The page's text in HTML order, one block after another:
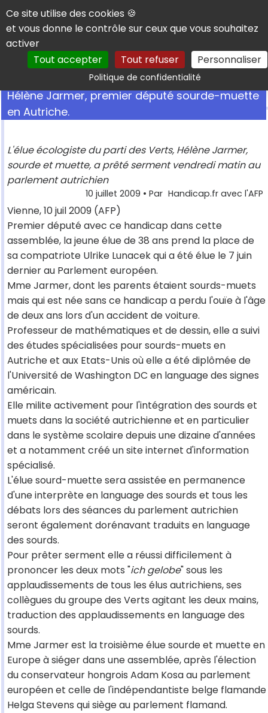
Panneau de gestion des cookies
Ce site utilise des cookies 🍪
et vous donne le contrôle sur ceux que vous souhaitez
activer
Tout accepter
Tout refuser Personnaliser
Politique de confidentialitéRechercher
Hélène Jarmer, premier député sourde-muette
en Autriche.
L'élue écologiste du parti des Verts, Hélène Jarmer,
sourde et muette, a prêté serment vendredi matin au
parlement autrichien
10 juillet 2009 • Par Handicap.fr avec l'AFP
Vienne, 10 juil 2009 (AFP)
Premier député avec ce handicap dans cette
assemblée, la jeune élue de 38 ans prend la place de
sa compatriote Ulrike Lunacek qui a été élue le 7 juin
dernier au Parlement européen.
Mme Jarmer, dont les parents étaient sourds-muets
mais qui est née sans ce handicap a perdu l'ouïe à l'âge
de deux ans lors d'un accident de voiture.
Professeur de mathématiques et de dessin, elle a suivi
des études spécialisées pour sourds-muets en
Autriche et aux Etats-Unis où elle a été diplômée de
l'Université de Washington DC en language des signes
américain.
Elle milite activement pour l'intégration des sourds et
muets dans la société autrichienne et en particulier
dans le système scolaire depuis une dizaine d'années
et a notamment créé un site internet d'information
spécialisé.
L'élue sourd-muette sera assistée en permanence
d'une interprète en language des sourds et tous les
débats lors des séances du parlement autrichien
seront également dorénavant traduits en language
des sourds.
Pour prêter serment elle a réussi difficilement à
prononcer les deux mots "ich gelobe" sous les
applaudissements de tous les élus autrichiens, ses
collègues du groupe des Verts agitant les deux mains,
traduction des applaudissements en language des
sourds.
Mme Jarmer est la troisième élue sourde et muette en
Europe à siéger dans une assemblée, après l'élection
du conservateur hongrois Adam Kosa au parlement
européen et celle de l'indépendantiste belge flamande
Helga Stevens qui siège au parlement flamand.